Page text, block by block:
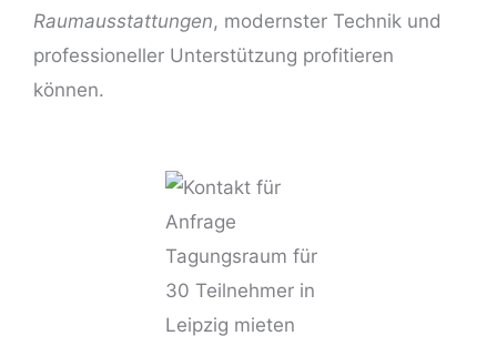
Raumausstattungen, modernster Technik und
professioneller Unterstützung profitieren
können.